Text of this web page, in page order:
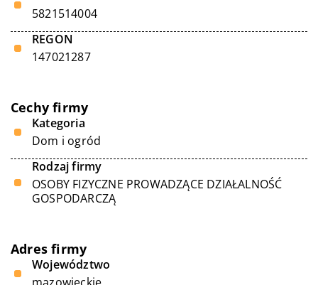
5821514004
REGON
147021287
Cechy firmy
Kategoria
Dom i ogród
Rodzaj firmy
OSOBY FIZYCZNE PROWADZĄCE DZIAŁALNOŚĆ
GOSPODARCZĄ
Adres firmy
Województwo